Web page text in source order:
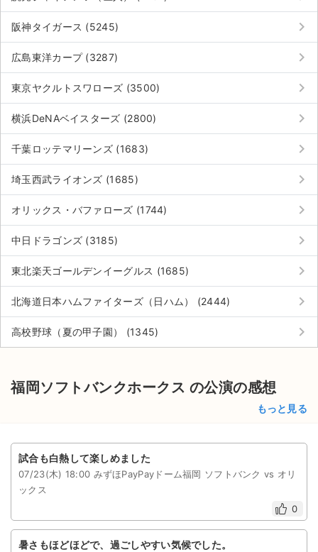
阪神タイガース (5245) keyboard_arrow_right
広島東洋カープ (3287) keyboard_arrow_right
東京ヤクルトスワローズ (3500) keyboard_arrow_right
横浜DeNAベイスターズ (2800) keyboard_arrow_right
千葉ロッテマリーンズ (1683) keyboard_arrow_right
埼玉西武ライオンズ (1685) keyboard_arrow_right
オリックス・バファローズ (1744) keyboard_arrow_right
中日ドラゴンズ (3185) keyboard_arrow_right
東北楽天ゴールデンイーグルス (1685) keyboard_arrow_right
北海道日本ハムファイターズ（日ハム） (2444) keyboard_arrow_right
高校野球（夏の甲子園） (1345) keyboard_arrow_right
福岡ソフトバンクホークス の公演の感想
もっと見る
試合も白熱して楽しめました
07/23(木) 18:00 みずほPayPayドーム福岡 ソフトバンク vs オリ
ックス
0
暑さもほどほどで、過ごしやすい気候でした。